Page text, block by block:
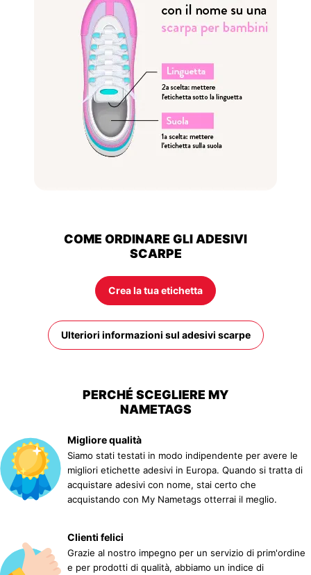
COME ORDINARE GLI ADESIVI
SCARPE
Crea la tua etichetta
Ulteriori informazioni sul adesivi scarpe
PERCHÉ SCEGLIERE MY
NAMETAGS
Migliore qualità
Siamo stati testati in modo indipendente per avere le
migliori etichette adesivi in Europa. Quando si tratta di
acquistare adesivi con nome, stai certo che
acquistando con My Nametags otterrai il meglio.
Clienti felici
Grazie al nostro impegno per un servizio di prim'ordine
e per prodotti di qualità, abbiamo un indice di